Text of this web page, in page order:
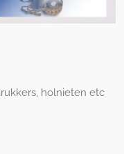
holnieten etc